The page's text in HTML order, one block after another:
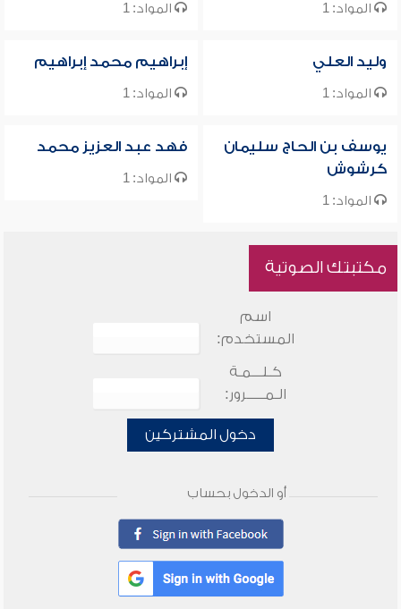
المواد: 1 المواد: 1
وليد العلي
المواد: 1
إبراهيم محمد إبراهيم
المواد: 1
يوسف بن الحاج سليمان
كرشوش
المواد: 1
فهد عبد العزيز محمد
المواد: 1
مكتبتك الصوتية
اسم
المستخدم:
كـلـــمـة
الـمـــــرور:
دخول المشتركين
أو الدخول بحساب